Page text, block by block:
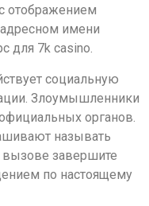
отображением
имени
для 7k casino.
социальную
Злоумышленники
органов.
называть
завершите
по настоящему